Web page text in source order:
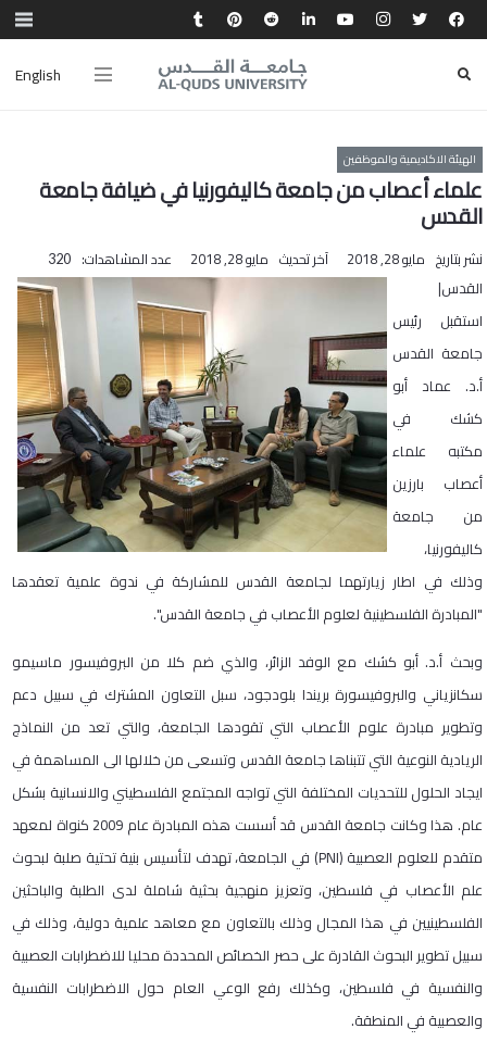
English
الهيئة الاكاديمية والموظفين
علماء أعصاب من جامعة كاليفورنيا في ضيافة جامعة
القدس
نشر بتاريخ مايو 28, 2018 آخر تحديث مايو 28, 2018 عدد المشاهدات: 320
القدس|
استقبل رئيس
جامعة القدس
أ.د. عماد أبو
كشك في
مكتبه علماء
أعصاب بارزين
من جامعة
كاليفورنيا،
وذلك في اطار زيارتهما لجامعة القدس للمشاركة في ندوة علمية تعقدها
"المبادرة الفلسطينية لعلوم الأعصاب في جامعة القدس".
وبحث أ.د. أبو كشك مع الوفد الزائر، والذي ضم كلا من البروفيسور ماسيمو
سكانزياني والبروفيسورة بريندا بلودجود، سبل التعاون المشترك في سبيل دعم
وتطوير مبادرة علوم الأعصاب التي تقودها الجامعة، والتي تعد من النماذج
الريادية النوعية التي تتبناها جامعة القدس وتسعى من خلالها الى المساهمة في
ايجاد الحلول للتحديات المختلفة التي تواجه المجتمع الفلسطيني والانسانية بشكل
عام. هذا وكانت جامعة القدس قد أسست هذه المبادرة عام 2009 كنواة لمعهد
متقدم للعلوم العصبية (PNI) في الجامعة، تهدف لتأسيس بنية تحتية صلبة لبحوث
علم الأعصاب في فلسطين، وتعزيز منهجية بحثية شاملة لدى الطلبة والباحثين
الفلسطينيين في هذا المجال وذلك بالتعاون مع معاهد علمية دولية، وذلك في
سبيل تطوير البحوث القادرة على حصر الخصائص المحددة محليا للاضطرابات العصبية
والنفسية في فلسطين، وكذلك رفع الوعي العام حول الاضطرابات النفسية
والعصبية في المنطقة.